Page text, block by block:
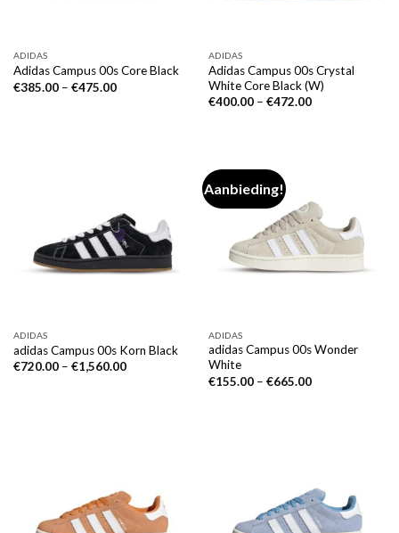
ADIDAS
Adidas Campus 00s Core Black
€385.00– €475.00
ADIDAS
Adidas Campus 00s Crystal
White Core Black (W)
€400.00– €472.00
ADIDAS
adidas Campus 00s Korn Black
€720.00– €1,560.00
Aanbieding!
ADIDAS
adidas Campus 00s Wonder
White
€155.00– €665.00